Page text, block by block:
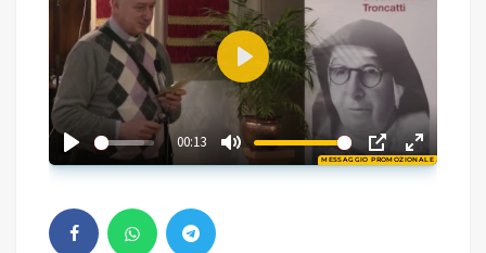
MESSAGGIO PROMOZIONALE
00:13
Play
02:50